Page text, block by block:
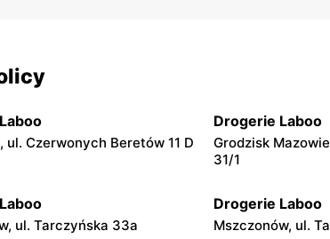
ul. Czerwonych Beretów 11 D
Drogerie Laboo
Grodzisk
31/1
ul. Tarczyńska 33a
Drogerie Laboo
Mszczonów, ul.